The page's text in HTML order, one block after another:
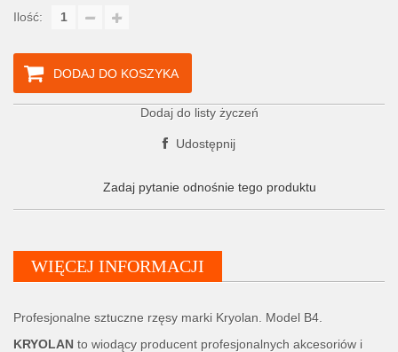
Ilość:
DODAJ DO KOSZYKA
Dodaj do listy życzeń
Udostępnij
Zadaj pytanie odnośnie tego produktu
WIĘCEJ INFORMACJI
Profesjonalne sztuczne rzęsy marki Kryolan. Model B4.
KRYOLAN to wiodący producent profesjonalnych akcesoriów i